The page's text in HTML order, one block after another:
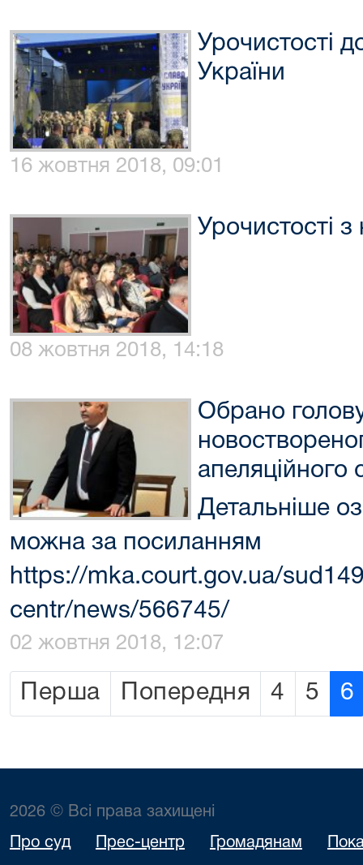
Урочистості
України
16 жовтня 2018, 09:01
Урочистості
08 жовтня 2018, 14:18
Обрано
апеляційного
Детальніше
можна за посиланням
https://mka.court.gov.ua/
centr/news/566745/
02 жовтня 2018, 12:07
Перша Попередня 4 5 6
2026 © Всі права захищені
Про суд Прес-центр Громадянам